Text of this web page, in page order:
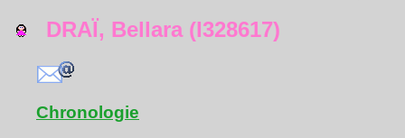
DRAÏ, Bellara (I328617)
Chronologie